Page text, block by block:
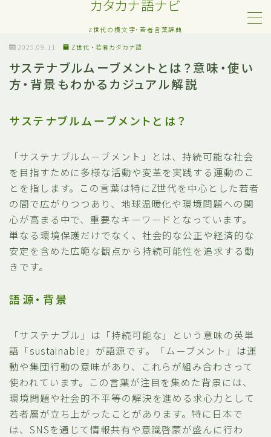
カタカナ語ナビ
Z世代の横文字・若者言葉辞典
MENU
Z世代・若者カタカナ語
ネット・SNS用語
恋愛・人間関係のカタカナ語
日常でよく聞く流行語
略語・造語
2025.09.11 Z世代・若者カタカナ語
サステナブルムーブメントとは？意味・使い
方・背景もわかるカジュアル解説
サステナブルムーブメントとは？
「サステナブルムーブメント」とは、持続可能な社会
を目指すために多様な活動や変革を実践する運動のこ
とを指します。この言葉は特にZ世代を中心とした若者
の間で広がりつつあり、地球温暖化や環境問題への関
心が高まる中で、重要なキーワードとなっています。
単なる環境保護だけでなく、社会的な公正や経済的な
安定を含めた広範な観点から持続可能性を追求する動
きです。
語源・背景
「サステナブル」は「持続可能な」という意味の英単
語「sustainable」が語源です。「ムーブメント」は運
動や集団行動の意味があり、これらが組み合わさって
使われています。この言葉が注目を集めた背景には、
環境問題や社会的不平等の解決を進める求心力として
若者層が立ち上がったことがあります。特に日本で
は、SNSを通じて情報共有や意識啓蒙が盛んに行わ